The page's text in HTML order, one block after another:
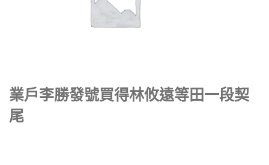
業戶李勝發號買得林攸遠等田一段契
尾